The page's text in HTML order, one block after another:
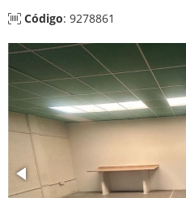
Código: 9278861